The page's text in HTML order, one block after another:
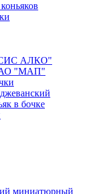
АЛКО"
"МАП"
в бочке
миниатюрный